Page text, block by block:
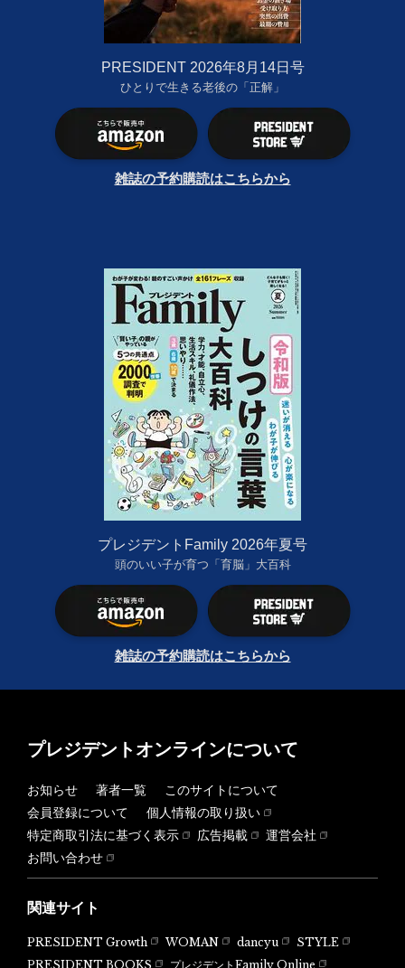
PRESIDENT 2026年8月14日号
ひとりで生きる老後の「正解」
雑誌の予約購読はこちらから
プレジデントFamily 2026年夏号
頭のいい子が育つ「育脳」大百科
雑誌の予約購読はこちらから
プレジデントオンラインについて
お知らせ 著者一覧
このサイトについて
会員登録について
個人情報の取り扱い
特定商取引法に基づく表示
広告掲載
運営会社
お問い合わせ
関連サイト
PRESIDENT Growth WOMAN dancyu
STYLE
PRESIDENT BOOKS
プレジデントFamily Online